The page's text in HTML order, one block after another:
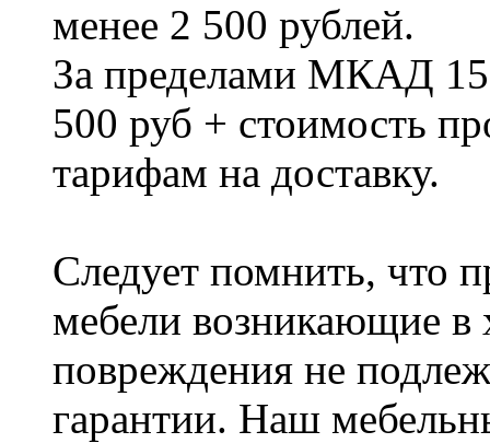
менее 2 500 рублей.
За пределами МКАД
500 руб + стоимость
тарифам на доставку.
Следует помнить, что
мебели возникающие в
повреждения не
гарантии. Наш